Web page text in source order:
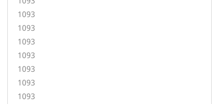
1093
1093
1093
1093
1093
1093
1093